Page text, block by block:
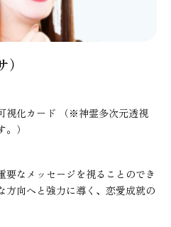
視化カード （※神霊多次元透視
）
なメッセージを視ることのでき
方向へと強力に導く、恋愛成就の